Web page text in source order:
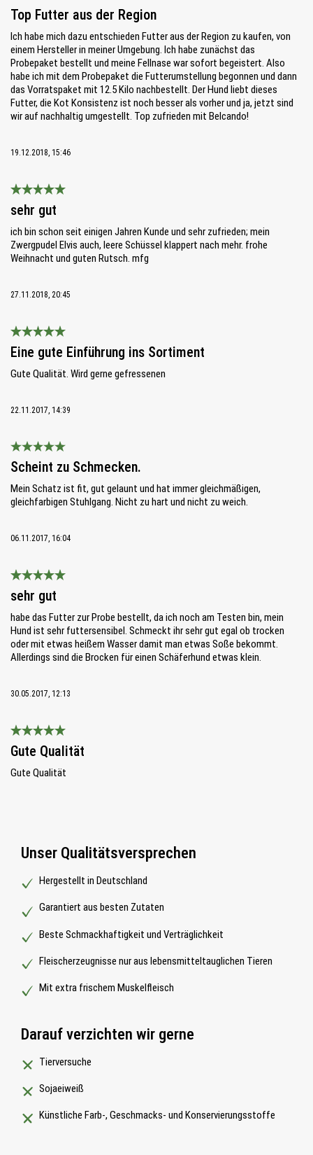
Bewertung mit 5 von 5 Sternen
Top Futter aus der Region
Ich habe mich dazu entschieden Futter aus der Region zu kaufen, von
einem Hersteller in meiner Umgebung. Ich habe zunächst das
Probepaket bestellt und meine Fellnase war sofort begeistert. Also
habe ich mit dem Probepaket die Futterumstellung begonnen und dann
das Vorratspaket mit 12.5 Kilo nachbestellt. Der Hund liebt dieses
Futter, die Kot Konsistenz ist noch besser als vorher und ja, jetzt sind
wir auf nachhaltig umgestellt. Top zufrieden mit Belcando!
19.12.2018, 15:46
Bewertung mit 5 von 5 Sternen
sehr gut
ich bin schon seit einigen Jahren Kunde und sehr zufrieden; mein
Zwergpudel Elvis auch, leere Schüssel klappert nach mehr. frohe
Weihnacht und guten Rutsch. mfg
27.11.2018, 20:45
Eine gute Einführung ins Sortiment
Gute Qualität. Wird gerne gefressenen
22.11.2017, 14:39
Bewertung mit 5 von 5 Sternen
Scheint zu Schmecken.
Mein Schatz ist fit, gut gelaunt und hat immer gleichmäßigen,
gleichfarbigen Stuhlgang. Nicht zu hart und nicht zu weich.
06.11.2017, 16:04
Bewertung mit 5 von 5 Sternen
sehr gut
habe das Futter zur Probe bestellt, da ich noch am Testen bin, mein
Hund ist sehr futtersensibel. Schmeckt ihr sehr gut egal ob trocken
oder mit etwas heißem Wasser damit man etwas Soße bekommt.
Allerdings sind die Brocken für einen Schäferhund etwas klein.
30.05.2017, 12:13
Bewertung mit 5 von 5 Sternen
Gute Qualität
Gute Qualität
Unser Qualitätsversprechen
Hergestellt in Deutschland
Garantiert aus besten Zutaten
Beste Schmackhaftigkeit und Verträglichkeit
Fleischerzeugnisse nur aus lebensmitteltauglichen Tieren
Mit extra frischem Muskelfleisch
Darauf verzichten wir gerne
Tierversuche
Sojaeiweiß
Künstliche Farb-, Geschmacks- und Konservierungsstoffe